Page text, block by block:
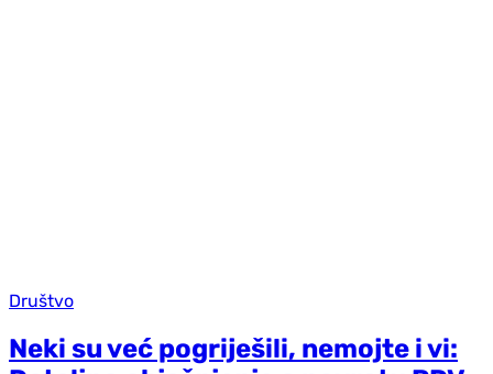
Društvo
Neki su već pogriješili, nemojte i vi: